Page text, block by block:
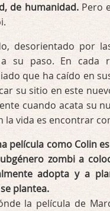
de humanidad.Pero
desorientado por
su paso. En cada
que ha caído en
su sitio en este
cuando acata su
la vida es encontrar
película como Colin
zombi a
adopta y a
plantea.
la película de